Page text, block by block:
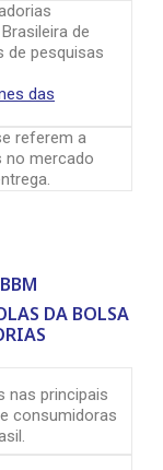
de
de pesquisas
das
referem a
no mercado
DA BOLSA
nas principais
consumidoras